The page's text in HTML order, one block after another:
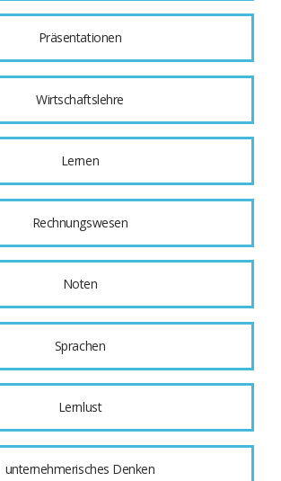
Präsentationen
Wirtschaftslehre
Lernen
Rechnungswesen
Noten
Sprachen
Lernlust
unternehmerisches Denken